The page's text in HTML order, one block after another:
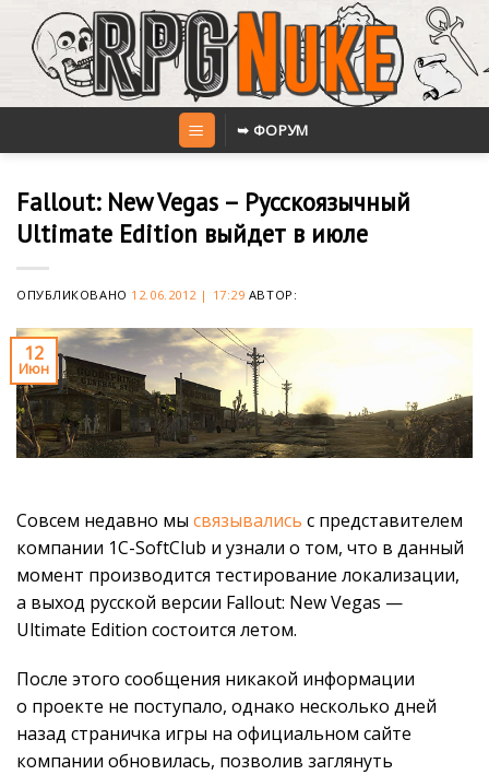
content
➥ ФОРУМ
Fallout: New Vegas – Русскоязычный
Ultimate Edition выйдет в июле
ОПУБЛИКОВАНО 12.06.2012 | 17:29 АВТОР:
12
Июн
Совсем недавно мы связывались с представителем
компании 1C-SoftClub и узнали о том, что в данный
момент производится тестирование локализации,
а выход русской версии Fallout: New Vegas —
Ultimate Edition состоится летом.
После этого сообщения никакой информации
о проекте не поступало, однако несколько дней
назад страничка игры на официальном сайте
компании обновилась, позволив заглянуть